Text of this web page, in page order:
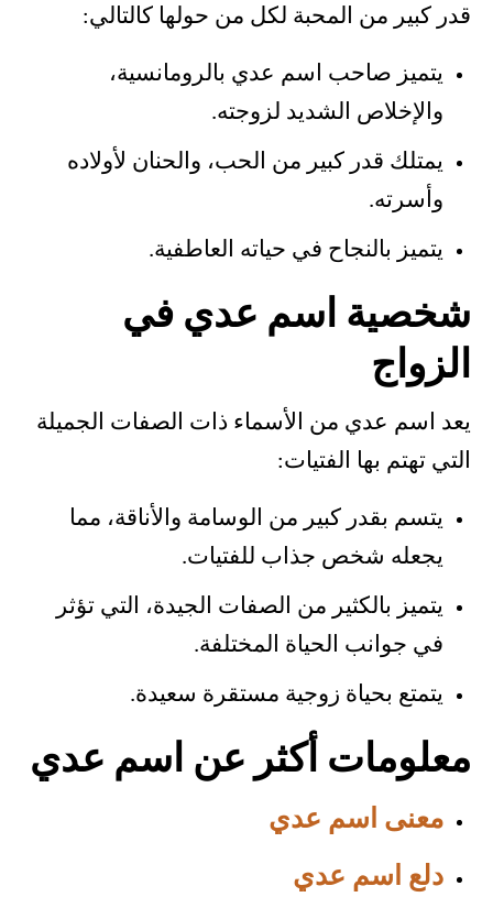
قدر كبير من المحبة لكل من حولها كالتالي:
يتميز صاحب اسم عدي بالرومانسية،
والإخلاص الشديد لزوجته.
يمتلك قدر كبير من الحب، والحنان لأولاده
وأسرته.
يتميز بالنجاح في حياته العاطفية.
شخصية اسم عدي في
الزواج
يعد اسم عدي من الأسماء ذات الصفات الجميلة
التي تهتم بها الفتيات:
يتسم بقدر كبير من الوسامة والأناقة، مما
يجعله شخص جذاب للفتيات.
يتميز بالكثير من الصفات الجيدة، التي تؤثر
في جوانب الحياة المختلفة.
يتمتع بحياة زوجية مستقرة سعيدة.
معلومات أكثر عن اسم عدي
معنى اسم عدي
دلع اسم عدي